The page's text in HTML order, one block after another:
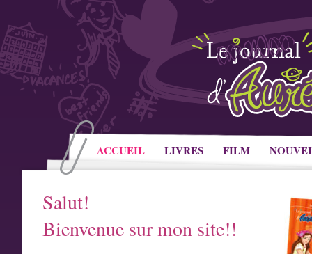
ACCUEIL LIVRES FILM
Salut!
Bienvenue sur mon site!!